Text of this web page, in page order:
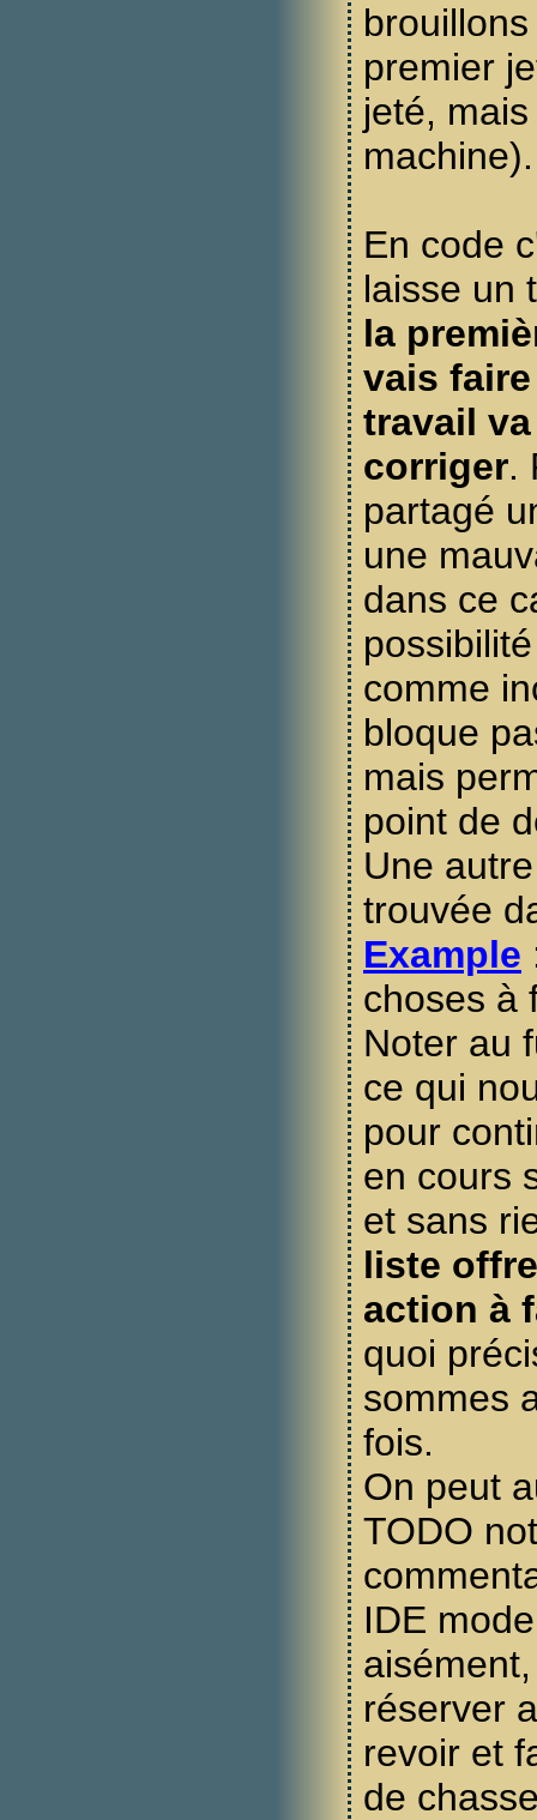
premier
jeté,
machine).
En code
laisse un
la
vais
travail
corriger.
partagé
une
dans ce
comme
bloque
mais
point de
Une
trouvée
Example
choses à
Noter au
ce qui
pour
en cours
et sans
liste
action à
quoi
sommes
fois.
On peut
TODO
IDE
réserver
revoir et
de